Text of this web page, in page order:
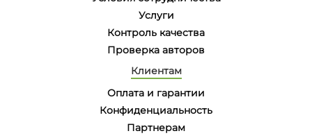
Услуги
Контроль качества
Проверка авторов
Клиентам
Оплата и гарантии
Конфиденциальность
Партнерам